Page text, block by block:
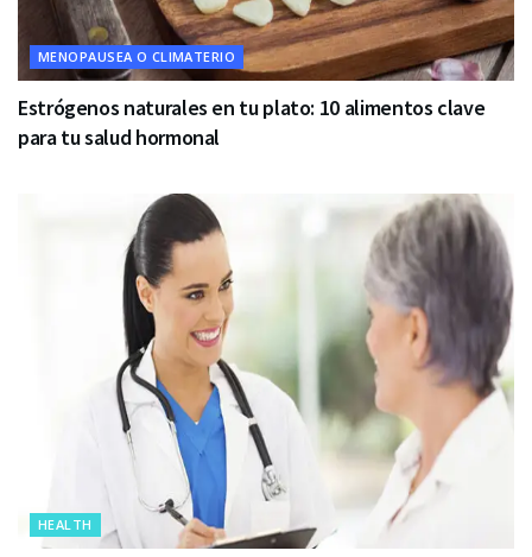
MENOPAUSEA O CLIMATERIO
Estrógenos naturales en tu plato: 10 alimentos clave
para tu salud hormonal
HEALTH